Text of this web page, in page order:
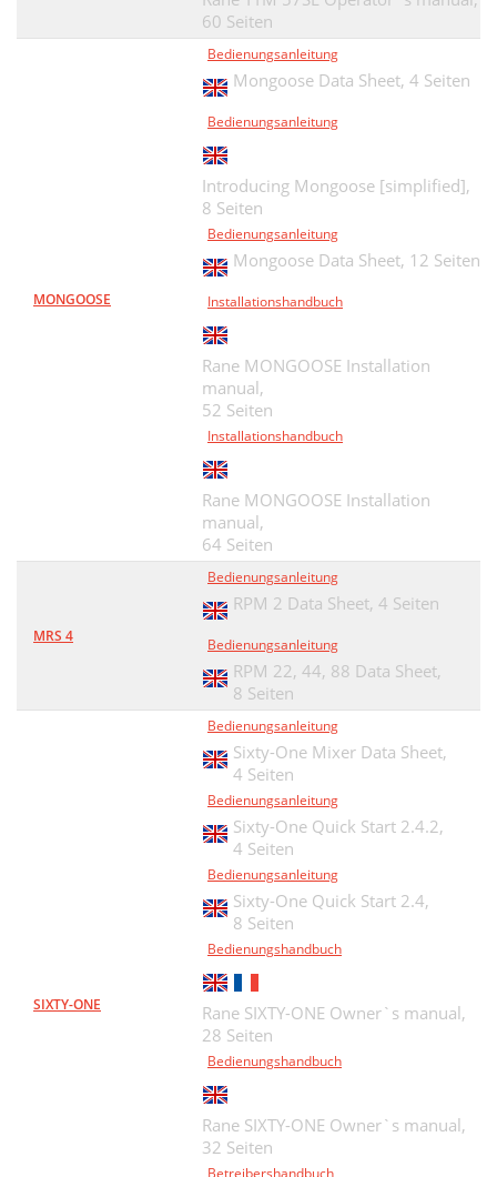
60 Seiten
MONGOOSE
Bedienungsanleitung
Mongoose Data Sheet, 4 Seiten
Bedienungsanleitung
Introducing Mongoose [simplified],
8 Seiten
Bedienungsanleitung
Mongoose Data Sheet, 12 Seiten
Installationshandbuch
Rane MONGOOSE Installation
manual,
52 Seiten
Installationshandbuch
Rane MONGOOSE Installation
manual,
64 Seiten
MRS 4
Bedienungsanleitung
RPM 2 Data Sheet, 4 Seiten
Bedienungsanleitung
RPM 22, 44, 88 Data Sheet,
8 Seiten
SIXTY-ONE
Bedienungsanleitung
Sixty-One Mixer Data Sheet,
4 Seiten
Bedienungsanleitung
Sixty-One Quick Start 2.4.2,
4 Seiten
Bedienungsanleitung
Sixty-One Quick Start 2.4,
8 Seiten
Bedienungshandbuch
Rane SIXTY-ONE Owner`s manual,
28 Seiten
Bedienungshandbuch
Rane SIXTY-ONE Owner`s manual,
32 Seiten
Betreibershandbuch